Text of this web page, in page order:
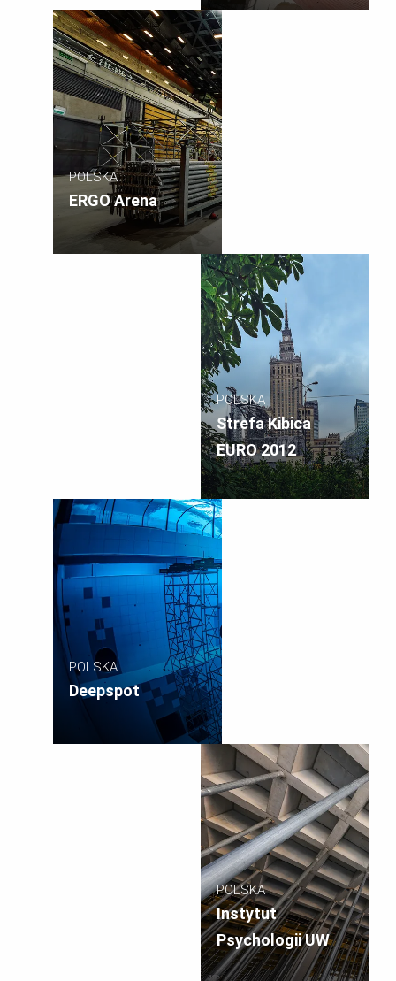
POLSKA
ERGO Arena
POLSKA
Strefa Kibica
EURO 2012
POLSKA
Deepspot
POLSKA
Instytut
Psychologii UW